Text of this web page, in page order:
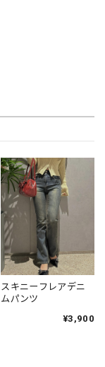
スキニーフレアデニ
ムパンツ
¥3,900